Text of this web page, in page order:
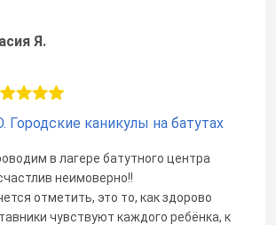
Я.
Городские каникулы на батутах
в лагере батутного центра
неимоверно!!
отметить, это то, как здорово
чувствуют каждого ребёнка, к